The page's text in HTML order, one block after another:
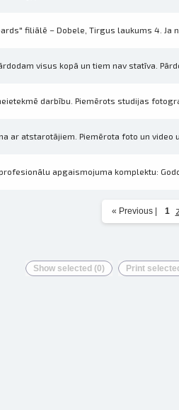
filiālē – Dobele, Tirgus laukums 4. Ja
visus kopā un tiem nav statīva.
darbību. Piemērots studijas
ar atstarotājiem. Piemērota foto un video
apgaismojuma komplektu:
« Previous| 1 2
Show selected (0) Print